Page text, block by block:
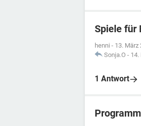
Spiele für
henni - 13. März
Sonja.O - 14.
1 Antwort